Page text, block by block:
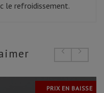
le refroidissement.
PRIX EN BAISSE